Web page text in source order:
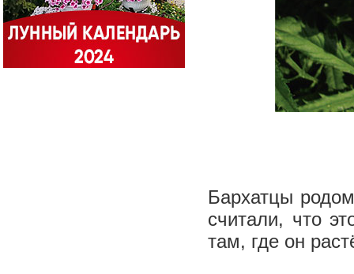
Бархатцы
считали, что
там, где он